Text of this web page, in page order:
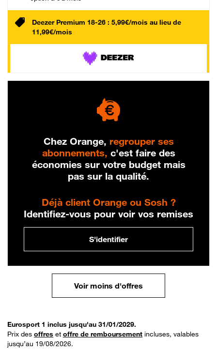
Deezer Premium 18-26 : 5,99€/mois au lieu de
11,99€/mois
Chez Orange, regrouper ses
abonnements, c'est faire des
économies sur votre budget mais
pas sur la qualité.
Déjà client Orange ou Sosh ?
Identifiez-vous pour voir vos remises
S'identifier
Voir moins d'offres
Eurosport 1 inclus jusqu'au 31/01/2029.
Prix des offres et offre de remboursement incluses, valables
jusqu’au 19/08/2026.